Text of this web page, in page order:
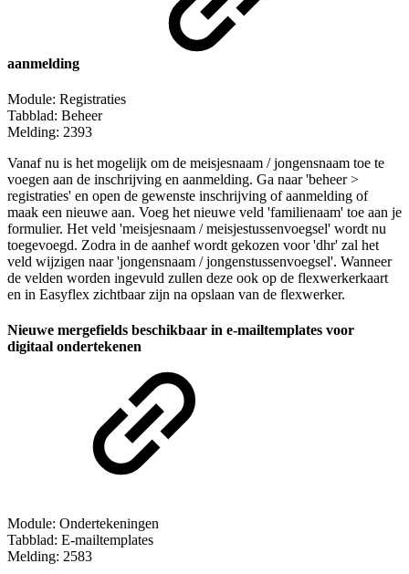
aanmelding
Module: Registraties
Tabblad: Beheer
Melding: 2393
Vanaf nu is het mogelijk om de meisjesnaam / jongensnaam toe te
voegen aan de inschrijving en aanmelding. Ga naar 'beheer >
registraties' en open de gewenste inschrijving of aanmelding of
maak een nieuwe aan. Voeg het nieuwe veld 'familienaam' toe aan je
formulier. Het veld 'meisjesnaam / meisjestussenvoegsel' wordt nu
toegevoegd. Zodra in de aanhef wordt gekozen voor 'dhr' zal het
veld wijzigen naar 'jongensnaam / jongenstussenvoegsel'. Wanneer
de velden worden ingevuld zullen deze ook op de flexwerkerkaart
en in Easyflex zichtbaar zijn na opslaan van de flexwerker.
Nieuwe mergefields beschikbaar in e-mailtemplates voor
digitaal ondertekenen
Module: Ondertekeningen
Tabblad: E-mailtemplates
Melding: 2583